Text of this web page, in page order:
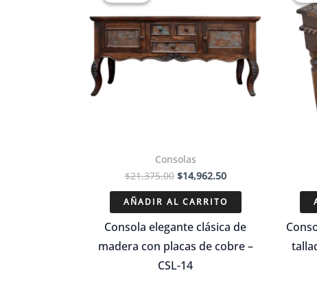
Consolas
$21,375.00 El
original
era:
$21,375.00.
$14,962.50El
actual
es:
$14,962.50.
AÑADIR AL CARRITO
Consola elegante clásica de
madera con placas de cobre –
CSL-14